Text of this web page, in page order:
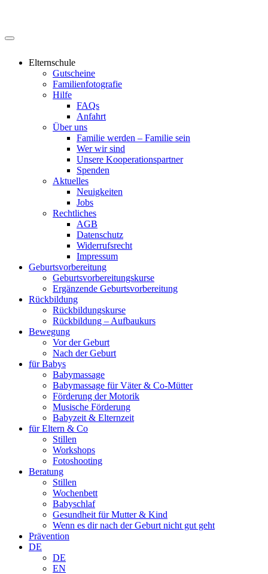
Elternschule
Gutscheine
Familienfotografie
Hilfe
FAQs
Anfahrt
Über uns
Familie werden – Familie sein
Wer wir sind
Unsere Kooperationspartner
Spenden
Aktuelles
Neuigkeiten
Jobs
Rechtliches
AGB
Datenschutz
Widerrufsrecht
Impressum
Geburtsvorbereitung
Geburtsvorbereitungskurse
Ergänzende Geburtsvorbereitung
Rückbildung
Rückbildungskurse
Rückbildung – Aufbaukurs
Bewegung
Vor der Geburt
Nach der Geburt
für Babys
Babymassage
Babymassage für Väter & Co-Mütter
Förderung der Motorik
Musische Förderung
Babyzeit & Elternzeit
für Eltern & Co
Stillen
Workshops
Fotoshooting
Beratung
Stillen
Wochenbett
Babyschlaf
Gesundheit für Mutter & Kind
Wenn es dir nach der Geburt nicht gut geht
Prävention
DE
DE
EN